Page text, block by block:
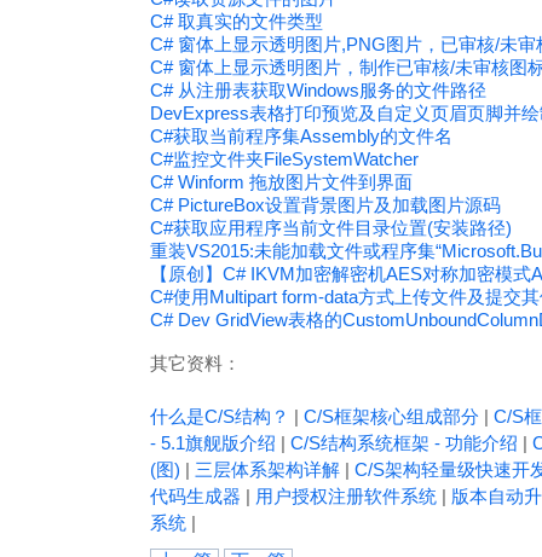
C# 取真实的文件类型
C# 窗体上显示透明图片,PNG图片，已审核/未审
C# 窗体上显示透明图片，制作已审核/未审核图
C# 从注册表获取Windows服务的文件路径
DevExpress表格打印预览及自定义页眉页脚并
C#获取当前程序集Assembly的文件名
C#监控文件夹FileSystemWatcher
C# Winform 拖放图片文件到界面
C# PictureBox设置背景图片及加载图片源码
C#获取应用程序当前文件目录位置(安装路径)
重装VS2015:未能加载文件或程序集
【原创】C# IKVM加密解密机AES对称加密模
C#使用Multipart form-data方式上传文件及提交
C# Dev GridView表格的
其它资料：
什么是C/S结构？ | C/S框架核心组成部分 | C/S
- 5.1旗舰版介绍 | C/S结构系统框架 - 功能介绍 |
(图) | 三层体系架构详解 | C/S架构轻量级快速开
代码生成器 | 用户授权注册软件系统 | 版本自动
系统 |